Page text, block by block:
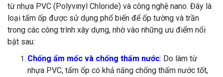
từ nhựa PVC (Polyvinyl Chloride) và công nghệ nano. Đây là
loại tấm ốp được sử dụng phổ biến để ốp tường và trần
trong các công trình xây dựng, nhờ vào những ưu điểm nổi
bật sau:
Chống ẩm mốc và chống thấm nước: Do làm từ
nhựa PVC, tấm ốp có khả năng chống thấm nước tốt,